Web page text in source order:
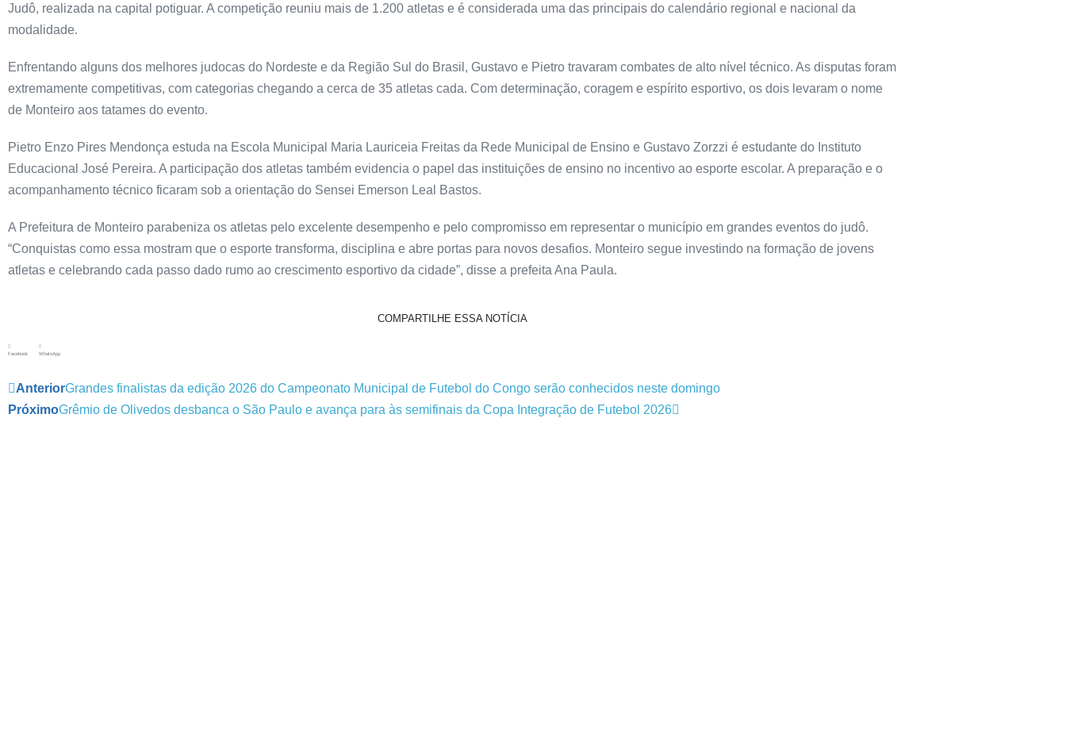
Judô, realizada na capital potiguar. A competição reuniu mais de 1.200 atletas e é considerada uma das principais do calendário regional e nacional da
modalidade.
Enfrentando alguns dos melhores judocas do Nordeste e da Região Sul do Brasil, Gustavo e Pietro travaram combates de alto nível técnico. As disputas foram
extremamente competitivas, com categorias chegando a cerca de 35 atletas cada. Com determinação, coragem e espírito esportivo, os dois levaram o nome
de Monteiro aos tatames do evento.
Pietro Enzo Pires Mendonça estuda na Escola Municipal Maria Lauriceia Freitas da Rede Municipal de Ensino e Gustavo Zorzzi é estudante do Instituto
Educacional José Pereira. A participação dos atletas também evidencia o papel das instituições de ensino no incentivo ao esporte escolar. A preparação e o
acompanhamento técnico ficaram sob a orientação do Sensei Emerson Leal Bastos.
A Prefeitura de Monteiro parabeniza os atletas pelo excelente desempenho e pelo compromisso em representar o município em grandes eventos do judô.
“Conquistas como essa mostram que o esporte transforma, disciplina e abre portas para novos desafios. Monteiro segue investindo na formação de jovens
atletas e celebrando cada passo dado rumo ao crescimento esportivo da cidade”, disse a prefeita Ana Paula.
COMPARTILHE ESSA NOTÍCIA
Facebook WhatsApp
AnteriorGrandes finalistas da edição 2026 do Campeonato Municipal de Futebol do Congo serão conhecidos neste domingo
PróximoGrêmio de Olivedos desbanca o São Paulo e avança para às semifinais da Copa Integração de Futebol 2026